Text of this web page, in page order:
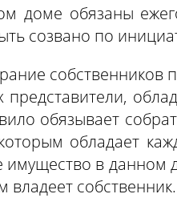
доме обязаны
созвано по
обязывает
обладает
в
собственник.